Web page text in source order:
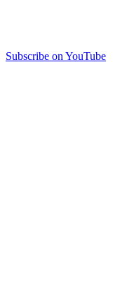
Subscribe on YouTube